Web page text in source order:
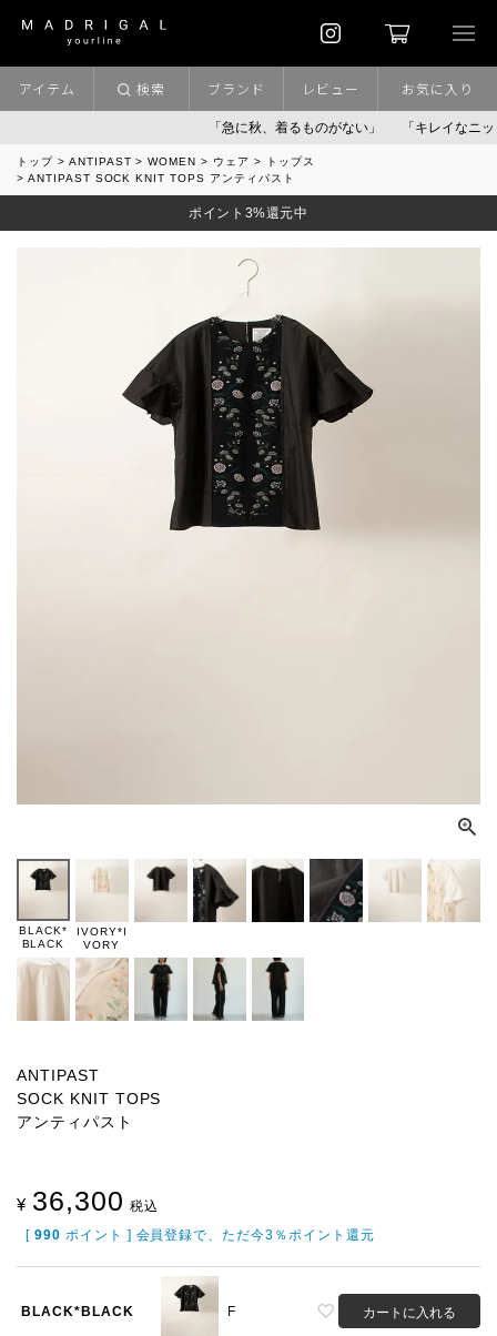
「急に秋、着るものがない」 「キレイなニット」
アイテム 検索 ブランド レビュー お気に入り
トップ ANTIPAST WOMEN ウェア
トップス
ANTIPAST SOCK KNIT TOPS アンティパスト
ポイント3%還元中
BLACK*
BLACK
IVORY*I
VORY
ANTIPAST
SOCK KNIT TOPS
アンティパスト
¥ 36,300 税込
[ 990 ポイント ] 会員登録で、ただ今3％ポイント還元
BLACK*BLACK F カートに入れる